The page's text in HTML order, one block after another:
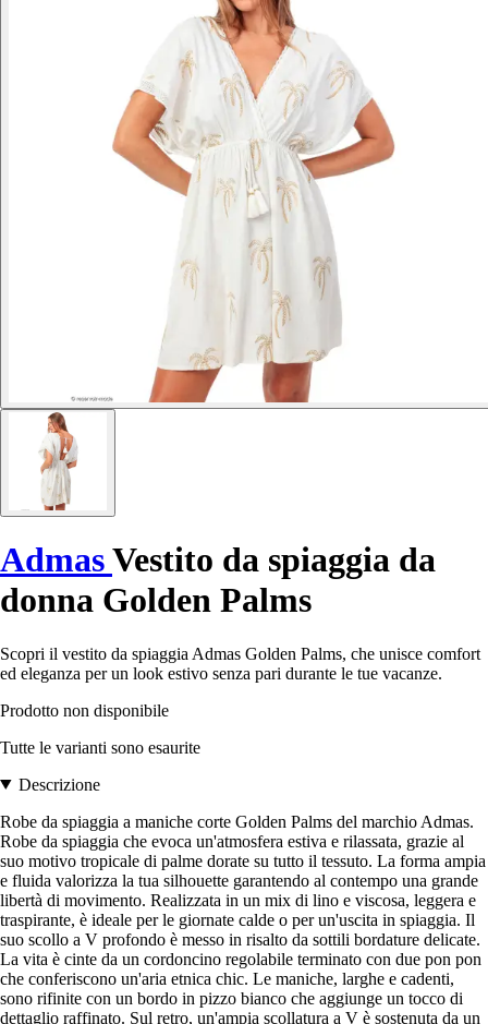
AdmasVestito da spiaggia da
donna Golden Palms
Scopri il vestito da spiaggia Admas Golden Palms, che unisce comfort
ed eleganza per un look estivo senza pari durante le tue vacanze.
Prodotto non disponibile
Tutte le varianti sono esaurite
Descrizione
Robe da spiaggia a maniche corte Golden Palms del marchio Admas.
Robe da spiaggia che evoca un'atmosfera estiva e rilassata, grazie al
suo motivo tropicale di palme dorate su tutto il tessuto. La forma ampia
e fluida valorizza la tua silhouette garantendo al contempo una grande
libertà di movimento. Realizzata in un mix di lino e viscosa, leggera e
traspirante, è ideale per le giornate calde o per un'uscita in spiaggia. Il
suo scollo a V profondo è messo in risalto da sottili bordature delicate.
La vita è cinte da un cordoncino regolabile terminato con due pon pon
che conferiscono un'aria etnica chic. Le maniche, larghe e cadenti,
sono rifinite con un bordo in pizzo bianco che aggiunge un tocco di
dettaglio raffinato. Sul retro, un'ampia scollatura a V è sostenuta da un